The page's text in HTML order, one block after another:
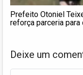
Prefeito Otoniel
reforça parceria
Deixe um